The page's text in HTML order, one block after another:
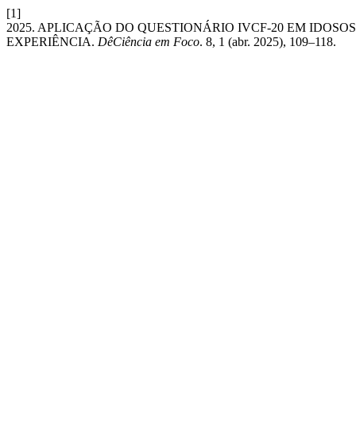
[1]
2025. APLICAÇÃO DO QUESTIONÁRIO IVCF-20 EM
EXPERIÊNCIA. DêCiência em Foco. 8, 1 (abr. 2025), 109–118.